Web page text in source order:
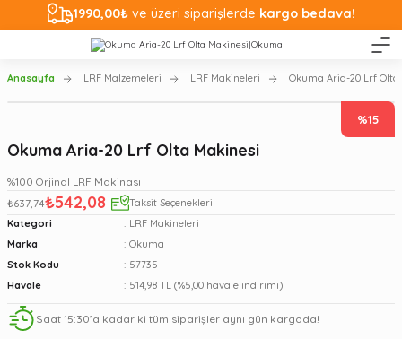
1990,00₺ ve üzeri siparişlerde kargo bedava!
Anasayfa LRF Malzemeleri LRF Makineleri Okuma Aria-20 Lrf Olta
%15
Okuma Aria-20 Lrf Olta Makinesi
%100 Orjinal LRF Makinası
₺637,74₺542,08
Taksit Seçenekleri
Kategori
LRF Makineleri
Marka
Okuma
Stok Kodu
57735
Havale
514,98 TL (%5,00 havale indirimi)
Saat 15:30’a kadar ki tüm siparişler aynı gün kargoda!